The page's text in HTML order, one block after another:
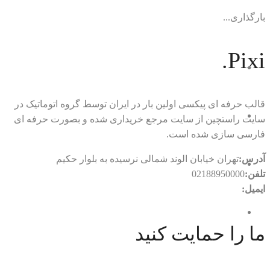
بارگذاری...
Pixi.
قالب حرفه ای پیکسی اولین بار در ایران توسط گروه اتوماتیک در
سایت راستچین از سایت مرجع خریداری شده و بصورت حرفه ای
فارسی سازی شده است.
آدرس:تهران خیابان الوند شمالی نرسیده به بلوار حکیم
تلفن:02188950000
ایمیل:
ما را حمایت کنید